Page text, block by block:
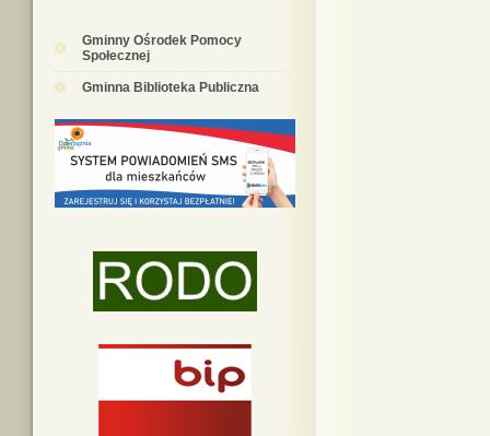
Gminny Ośrodek Pomocy
Społecznej
Gminna Biblioteka Publiczna